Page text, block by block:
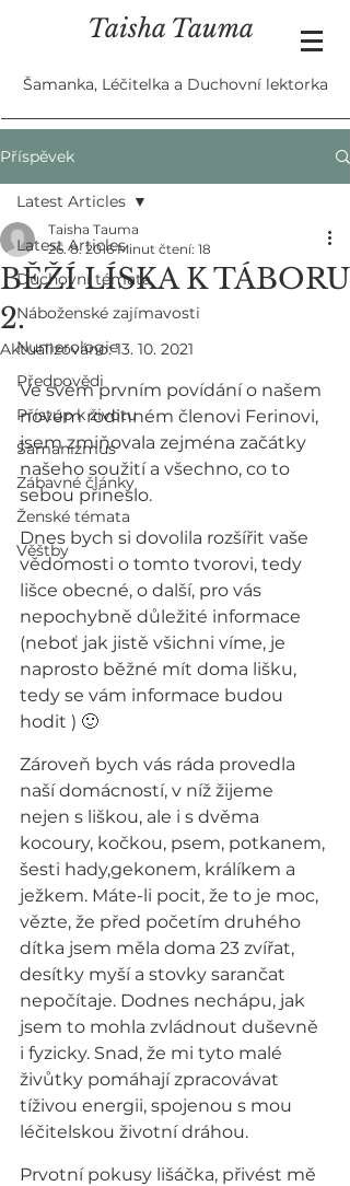
Taisha Tauma
Šamanka, Léčitelka a Duchovní lektorka
Příspěvek
Latest Articles
Duchovní témata
Náboženské zajímavosti
Numerologie
Předpovědi
Přístup k životu
Šamanizmus
Zábavné články
Ženské témata
Věštby
Latest Articles
BĚŽÍ LÍSKA K TÁBORU
2.
Taisha Tauma
26. 8. 2016 Minut čtení: 18
Aktualizováno:13. 10. 2021
Ve svém prvním povídání o našem
novém rodinném členovi Ferinovi,
jsem zmiňovala zejména začátky
našeho soužití a všechno, co to
sebou přineslo.
Dnes bych si dovolila rozšířit vaše
vědomosti o tomto tvorovi, tedy
lišce obecné, o další, pro vás
nepochybně důležité informace
(neboť jak jistě všichni víme, je
naprosto běžné mít doma lišku,
tedy se vám informace budou
hodit ) 🙂
Zároveň bych vás ráda provedla
naší domácností, v níž žijeme
nejen s liškou, ale i s dvěma
kocoury, kočkou, psem, potkanem,
šesti hady,gekonem, králíkem a
ježkem. Máte-li pocit, že to je moc,
vězte, že před početím druhého
dítka jsem měla doma 23 zvířat,
desítky myší a stovky sarančat
nepočítaje. Dodnes nechápu, jak
jsem to mohla zvládnout duševně
i fyzicky. Snad, že mi tyto malé
živůtky pomáhají zpracovávat
tíživou energii, spojenou s mou
léčitelskou životní dráhou.
Prvotní pokusy lišáčka, přivést mě